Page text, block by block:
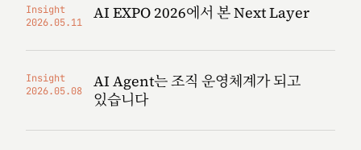
Insight
2026.05.11
AI EXPO 2026에서 본 Next Layer
Insight
2026.05.08
AI Agent는 조직 운영체계가 되고
있습니다